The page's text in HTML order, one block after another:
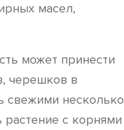
масел,
может принести
черешков в
свежими несколько
с корнями